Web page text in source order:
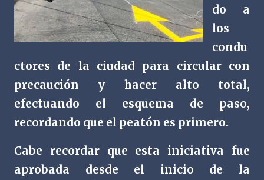
do a
los
condu
ctores de la ciudad para circular con
precaución y hacer alto total,
efectuando el esquema de paso,
recordando que el peatón es primero.
Cabe recordar que esta iniciativa fue
aprobada desde el inicio de la